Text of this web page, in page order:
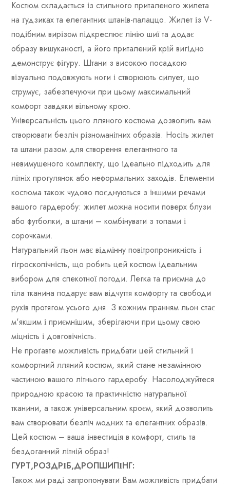
Костюм складається із стильного приталеного жилета
на ґудзиках та елегантних штанів-палаццо. Жилет із V-
подібним вирізом підкреслює лінію шиї та додає
образу вишуканості, а його приталений крій вигідно
демонструє фігуру. Штани з високою посадкою
візуально подовжують ноги і створюють силует, що
струмує, забезпечуючи при цьому максимальний
комфорт завдяки вільному крою.
Універсальність цього лляного костюма дозволить вам
створювати безліч різноманітних образів. Носіть жилет
та штани разом для створення елегантного та
невимушеного комплекту, що ідеально підходить для
літніх прогулянок або неформальних заходів. Елементи
костюма також чудово поєднуються з іншими речами
вашого гардеробу: жилет можна носити поверх блузи
або футболки, а штани – комбінувати з топами і
сорочками.
Натуральний льон має відмінну повітропроникність і
гігроскопічність, що робить цей костюм ідеальним
вибором для спекотної погоди. Легка та приємна до
тіла тканина подарує вам відчуття комфорту та свободи
рухів протягом усього дня. З кожним пранням льон стає
м'якшим і приємнішим, зберігаючи при цьому свою
міцність і довговічність.
Не проґавте можливість придбати цей стильний і
комфортний лляний костюм, який стане незамінною
частиною вашого літнього гардеробу. Насолоджуйтеся
природною красою та практичністю натуральної
тканини, а також універсальним кроєм, який дозволить
вам створювати безліч модних та елегантних образів.
Цей костюм – ваша інвестиція в комфорт, стиль та
бездоганний літній образ!
ГУРТ,РОЗДРІБ,ДРОПШИПІНГ:
Також ми раді запропонувати Вам можливість придбати